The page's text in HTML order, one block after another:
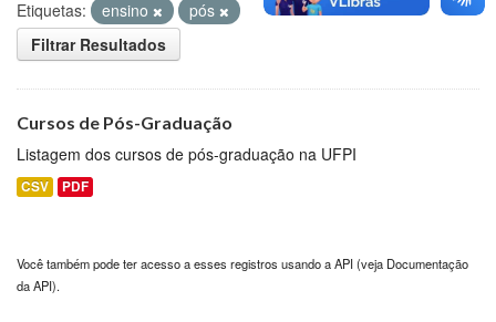
Etiquetas: ensino
pós
Filtrar Resultados
Cursos de Pós-Graduação
Listagem dos cursos de pós-graduação na UFPI
CSV PDF
Você também pode ter acesso a esses registros usando aAPI(veja Documentação
da API).